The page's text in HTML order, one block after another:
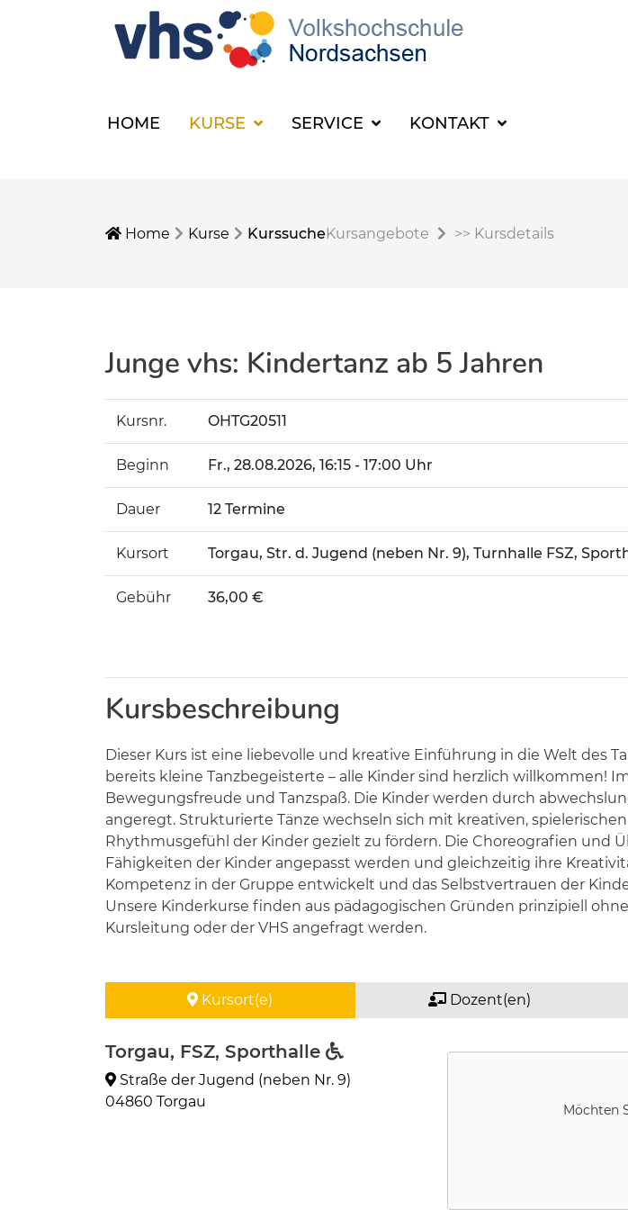
HOME KURSE SERVICE KONTAKT
Home Kurse KurssucheKursangebote >> Kursdetails
Junge vhs: Kindertanz ab 5 Jahren
Kursnr. OHTG20511
Beginn Fr., 28.08.2026, 16:15 - 17:00 Uhr
Dauer 12 Termine
Kursort Torgau, Str. d. Jugend (neben Nr. 9), Turnhalle FSZ,
Gebühr 36,00 €
Kursbeschreibung
Dieser Kurs ist eine liebevolle und kreative Einführung in die Welt des
bereits kleine Tanzbegeisterte – alle Kinder sind herzlich
Bewegungsfreude und Tanzspaß. Die Kinder werden durch
angeregt. Strukturierte Tänze wechseln sich mit kreativen,
Rhythmusgefühl der Kinder gezielt zu fördern. Die Choreografien und
Fähigkeiten der Kinder angepasst werden und gleichzeitig ihre
Kompetenz in der Gruppe entwickelt und das Selbstvertrauen der
Unsere Kinderkurse finden aus pädagogischen Gründen prinzipiell
Kursleitung oder der VHS angefragt werden.
Kursort(e) Dozent(en)
Torgau, FSZ, Sporthalle
Straße der Jugend (neben Nr. 9)
04860 Torgau
Möchten